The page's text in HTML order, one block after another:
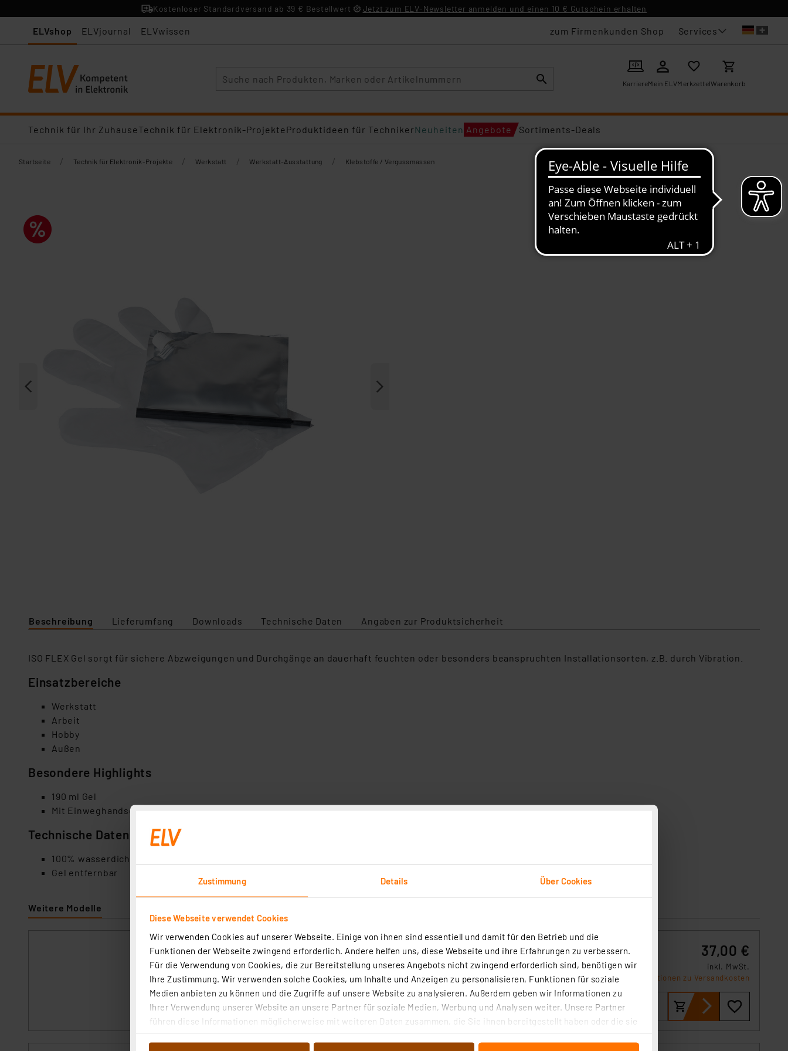
Zustimmung Details Über Cookies
Diese Webseite verwendet Cookies
Wir verwenden Cookies auf unserer Webseite. Einige von ihnen sind essentiell und damit für den Betrieb und die
Funktionen der Webseite zwingend erforderlich. Andere helfen uns, diese Webseite und ihre Erfahrungen zu verbessern.
Für die Verwendung von Cookies, die zur Bereitstellung unseres Angebots nicht zwingend erforderlich sind, benötigen wir
Ihre Zustimmung. Wir verwenden solche Cookies, um Inhalte und Anzeigen zu personalisieren, Funktionen für soziale
Medien anbieten zu können und die Zugriffe auf unsere Website zu analysieren. Außerdem geben wir Informationen zu
Ihrer Verwendung unserer Website an unsere Partner für soziale Medien, Werbung und Analysen weiter. Unsere Partner
führen diese Informationen möglicherweise mit weiteren Daten zusammen, die Sie ihnen bereitgestellt haben oder die sie
Kostenloser Standardversand ab 39 € Bestellwert Jetzt zum ELV-Newsletter anmelden und einen 10 € Gutschein erhalten
ELVshop ELVjournal ELVwissen zum Firmenkunden Shop Services
KarriereMein ELVMerkzettelWarenkorb
Technik für Ihr ZuhauseTechnik für Elektronik-ProjekteProduktideen für TechnikerNeuheiten Angebote Sortiments-Deals
Startseite / Technik für Elektronik-Projekte / Werkstatt / Werkstatt-Ausstattung / Klebstoffe / Vergussmassen
Beschreibung Lieferumfang Downloads Technische Daten Angaben zur Produktsicherheit
ISO FLEX Gel sorgt für sichere Abzweigungen und Durchgänge an dauerhaft feuchten oder besonders beanspruchten Installationsorten, z.B. durch Vibration.
Einsatzbereiche
Werkstatt
Arbeit
Hobby
Außen
Besondere Highlights
190 ml Gel
Mit Einweghandschuhe
Technische Daten
100% wasserdicht
Gel entfernbar
Weitere Modelle
Heidemann ISO FLEX Gel-Set
Artikel-Nr. 258202
ISO FLEX Gel sorgt für sichere Abzweigungen und Durchgänge an dauerhaft feuchten oder
besonders beanspruchten Installationsorten.
sofort versandfertig - Lieferzeit: 1-2 Werktage²
37,00 €
inkl. MwSt.
Informationen zu Versandkosten